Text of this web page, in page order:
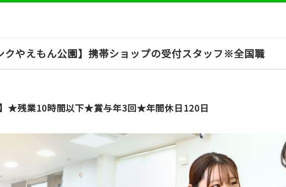
クやえもん公園】携帯ショップの受付スタッフ※全国職
】★残業10時間以下★賞与年3回★年間休日120日